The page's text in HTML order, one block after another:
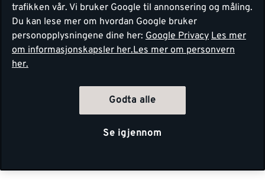
trafikken vår. Vi bruker Google til annonsering og måling.
Du kan lese mer om hvordan Google bruker
personopplysningene dine her: Google Privacy Les mer
om informasjonskapsler her.Les mer om personvern
her.
Godta alle
Se igjennom